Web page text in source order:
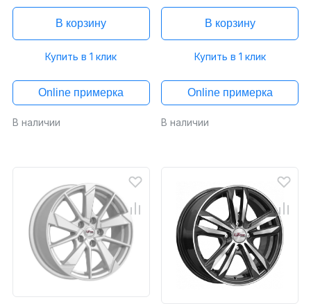
В корзину
Купить в 1 клик
Online примерка
В наличии
В корзину
Купить в 1 клик
Online примерка
В наличии